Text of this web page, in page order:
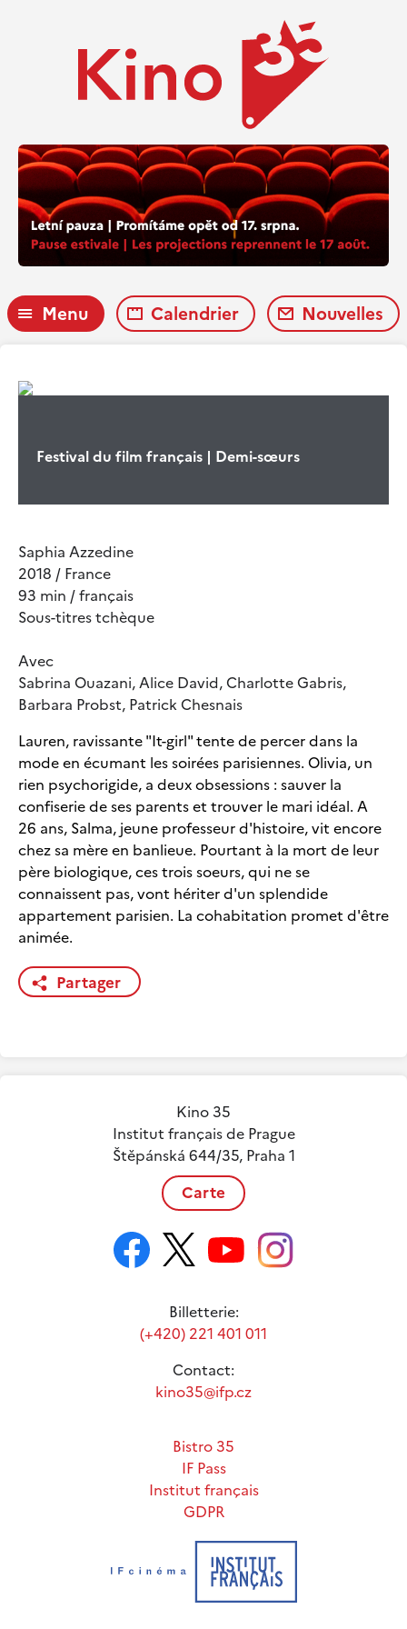
Menu Calendrier Nouvelles
Festival du film français | Demi-sœurs
Saphia Azzedine
2018 / France
93 min / français
Sous-titres tchèque
Avec
Sabrina Ouazani, Alice David, Charlotte Gabris,
Barbara Probst, Patrick Chesnais
Lauren, ravissante "It-girl" tente de percer dans la
mode en écumant les soirées parisiennes. Olivia, un
rien psychorigide, a deux obsessions : sauver la
confiserie de ses parents et trouver le mari idéal. A
26 ans, Salma, jeune professeur d'histoire, vit encore
chez sa mère en banlieue. Pourtant à la mort de leur
père biologique, ces trois soeurs, qui ne se
connaissent pas, vont hériter d'un splendide
appartement parisien. La cohabitation promet d'être
animée.
Partager
Kino 35
Institut français de Prague
Štěpánská 644/35, Praha 1
Carte
Billetterie:
(+420) 221 401 011
Contact:
kino35@ifp.cz
Bistro 35
IF Pass
Institut français
GDPR